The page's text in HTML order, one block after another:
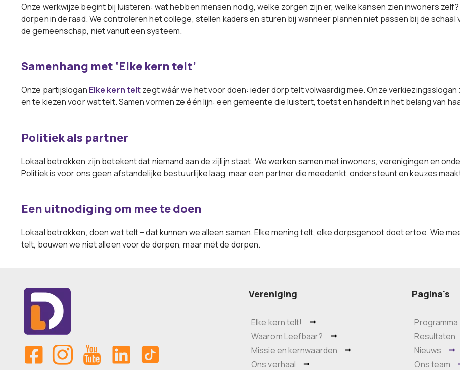
Onze werkwijze begint bij luisteren: wat hebben mensen nodig, welke zorgen zijn er, welke kansen zien inwoners
dorpen in de raad. We controleren het college, stellen kaders en sturen bij wanneer plannen niet passen bij de
de gemeenschap, niet vanuit een systeem.
Samenhang met ‘Elke kern telt’
Onze partijslogan Elke kern teltzegt wáár we het voor doen: ieder dorp telt volwaardig mee. Onze
en te kiezen voor wat telt. Samen vormen ze één lijn: een gemeente die luistert, toetst en handelt in het belang van
Politiek als partner
Lokaal betrokken zijn betekent dat niemand aan de zijlijn staat. We werken samen met inwoners, verenigingen en
Politiek is voor ons geen afstandelijke bestuurlijke laag, maar een partner die meedenkt, ondersteunt en keuzes
Een uitnodiging om mee te doen
Lokaal betrokken, doen wat telt – dat kunnen we alleen samen. Elke mening telt, elke dorpsgenoot doet ertoe. Wie
telt, bouwen we niet alleen voor de dorpen, maar mét de dorpen.
Vereniging
Elke kern telt!
Waarom Leefbaar?
Missie en kernwaarden
Ons verhaal
Pagina's
Programma
Resultaten
Nieuws
Ons team